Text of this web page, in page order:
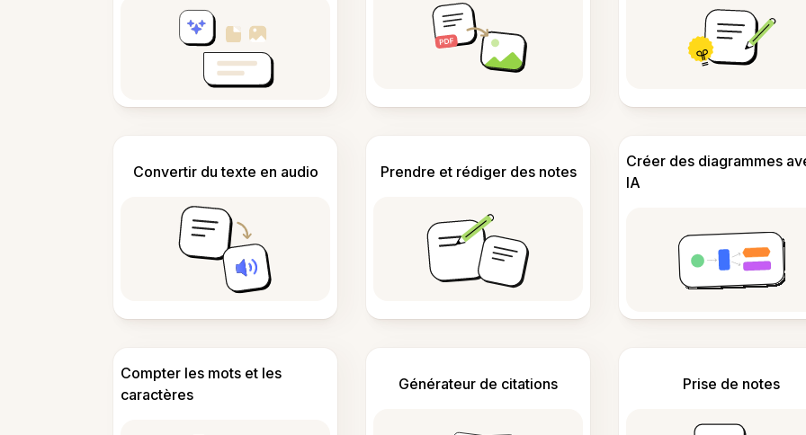
Convertir du texte en audio Prendre et rédiger des notes
Créer des diagrammes
IA
Compter les mots et les
caractères
Générateur de citations Prise de notes